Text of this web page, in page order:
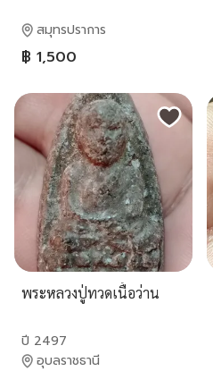
สมุทรปราการ
฿ 1,500
พระหลวงปู่ทวดเนื้อว่าน
ปี 2497
อุบลราชธานี